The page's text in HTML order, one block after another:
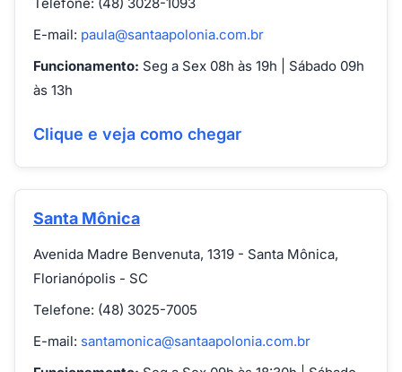
E-mail: paula@santaapolonia.com.br
Funcionamento: Seg a Sex 08h às 19h | Sábado 09h
às 13h
Clique e veja como chegar
Santa Mônica
Avenida Madre Benvenuta, 1319 - Santa Mônica,
Florianópolis - SC
Telefone: (48) 3025-7005
E-mail: santamonica@santaapolonia.com.br